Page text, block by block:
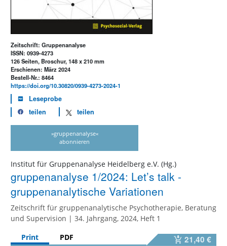
Zeitschrift: Gruppenanalyse
ISSN: 0939-4273
126 Seiten, Broschur, 148 x 210 mm
Erschienen: März 2024
Bestell-Nr.: 8464
https://doi.org/10.30820/0939-4273-2024-1
Leseprobe
teilen
teilen
»gruppenanalyse«
abonnieren
Institut für Gruppenanalyse Heidelberg e.V. (Hg.)
gruppenanalyse 1/2024: Let’s talk -
gruppenanalytische Variationen
Zeitschrift für gruppenanalytische Psychotherapie, Beratung
und Supervision | 34. Jahrgang, 2024, Heft 1
Print
PDF 21,40 €